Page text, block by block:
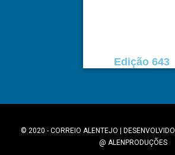
Edição 643
© 2020 - CORREIO ALENTEJO |
@ ALENPRODUÇÕES